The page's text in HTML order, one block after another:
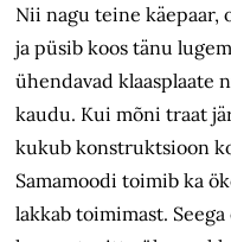
Nii nagu teine käepaar,
ja püsib koos tänu
ühendavad klaasplaate
kaudu. Kui mõni traat
kukub konstruktsioon
Samamoodi toimib ka
lakkab toimimast.